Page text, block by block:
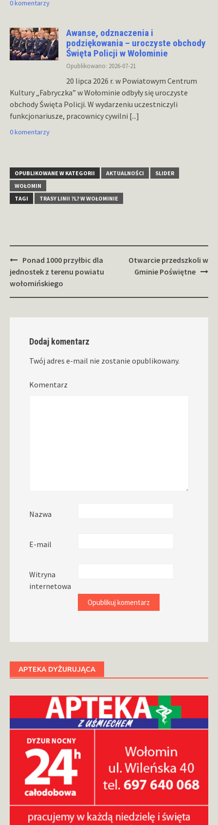
0 komentarzy
Awanse, odznaczenia i
podziękowania – uroczyste obchody
Święta Policji w Wołominie
Opublikowano: 2026-07-21
20 lipca 2026 r. w Powiatowym Centrum
Kultury „Fabryczka” w Wołominie odbyły się uroczyste
obchody Święta Policji. W wydarzeniu uczestniczyli
funkcjonariusze, pracownicy cywilni [...]
0 komentarzy
OPUBLIKOWANE W KATEGORII AKTUALNOŚCI
SLIDER
WOŁOMIN
TAGI
TRASY LINII ?L? W WOŁOMINIE
Zobacz
wpisy
Ponad 1000 przyłbic dla
jednostek z terenu powiatu
wołomińskiego
Otwarcie przedszkoli w
Gminie Poświętne
Dodaj komentarz
Twój adres e-mail nie zostanie opublikowany.
Komentarz
Nazwa
E-mail
Witryna
internetowa
APTEKA DYŻURUJĄCA